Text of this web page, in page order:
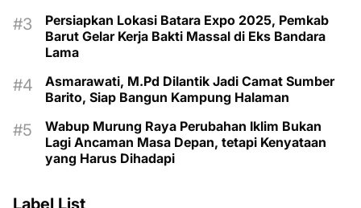
Persiapkan Lokasi Batara Expo 2025, Pemkab
Barut Gelar Kerja Bakti Massal di Eks Bandara
Lama
Asmarawati, M.Pd Dilantik Jadi Camat Sumber
Barito, Siap Bangun Kampung Halaman
Wabup Murung Raya Perubahan Iklim Bukan
Lagi Ancaman Masa Depan, tetapi Kenyataan
yang Harus Dihadapi
Label List